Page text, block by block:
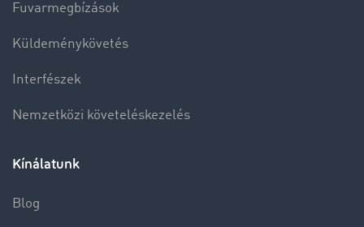
Fuvarmegbízások
Küldeménykövetés
Interfészek
Nemzetközi követeléskezelés
Kínálatunk
Blog